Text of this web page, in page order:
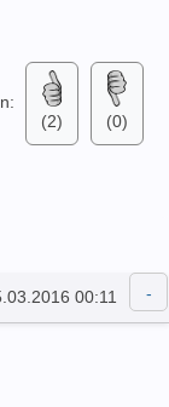
(2)
(0)
00:11